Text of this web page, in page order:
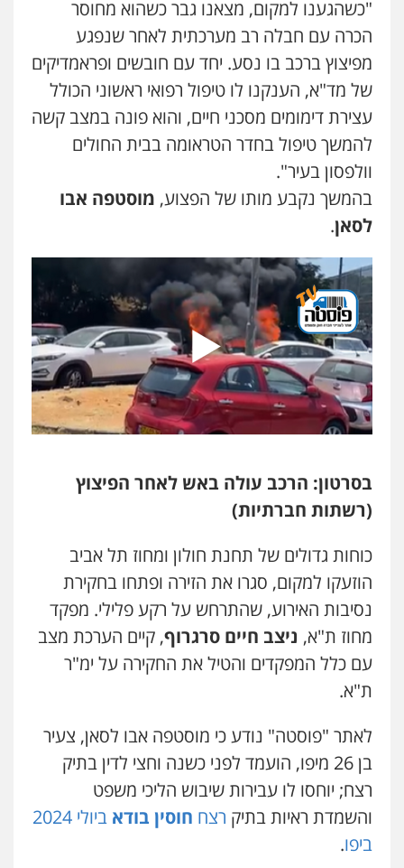
"כשהגענו למקום, מצאנו גבר כשהוא מחוסר
הכרה עם חבלה רב מערכתית לאחר שנפגע
מפיצוץ ברכב בו נסע. יחד עם חובשים ופראמדיקים
של מד"א, הענקנו לו טיפול רפואי ראשוני הכולל
עצירת דימומים מסכני חיים, והוא פונה במצב קשה
להמשך טיפול בחדר הטראומה בבית החולים
וולפסון בעיר".
בהמשך נקבע מותו של הפצוע, מוסטפה אבו
לסאן.
בסרטון: הרכב עולה באש לאחר הפיצוץ
(רשתות חברתיות)
כוחות גדולים של תחנת חולון ומחוז תל אביב
הוזעקו למקום, סגרו את הזירה ופתחו בחקירת
נסיבות האירוע, שהתרחש על רקע פלילי. מפקד
מחוז ת"א, ניצב חיים סרגרוף, קיים הערכת מצב
עם כלל המפקדים והטיל את החקירה על ימ"ר
ת"א.
לאתר "פוסטה" נודע כי מוסטפה אבו לסאן, צעיר
בן 26 מיפו, הועמד לפני כשנה וחצי לדין בתיק
רצח; יוחסו לו עבירות שיבוש הליכי משפט
והשמדת ראיות בתיק רצח חוסין בודא
ביולי 2024
ביפו.
פלילי עורכי דין לענייני אסירים
0507120031
עו"ד אייל אביטל
פלילי פשיעה חמורה מעצרים וחקירות
0544712201
משפט פלילי פשיעה חמורה
0524282442
כבריאן, מזר – משרד עורכי דין
פלילי מעצרים וחקירות
0543986802
מנשה, אלמוג – עורכי דין
פלילי עבירות תנועה צווארון לבן תעבורה
עו"ד אבי כהן
פלילי פשיעה חמורה קטינים אלימות
סמים עבירות מין
0523647066